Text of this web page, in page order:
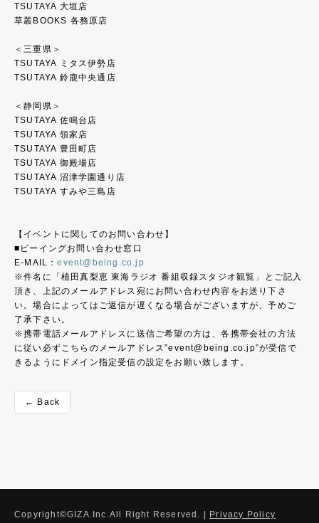
TSUTAYA 大垣店
草叢BOOKS 各務原店
＜三重県＞
TSUTAYA ミタス伊勢店
TSUTAYA 鈴鹿中央通店
＜静岡県＞
TSUTAYA 佐鳴台店
TSUTAYA 領家店
TSUTAYA 豊田町店
TSUTAYA 御殿場店
TSUTAYA 沼津学園通り店
TSUTAYA すみや三島店
【イベントに関してのお問い合わせ】
■ビーイングお問い合わせ窓口
E-MAIL：event@being.co.jp
※件名に「植田真梨恵 東海ラジオ 番組収録スタジオ観覧」とご記入
頂き、上記のメールアドレス宛にお問い合わせ内容をお送り下さ
い。場合によってはご返信が遅くなる場合がございますが、予めご
了承下さい。
※携帯電話メールアドレスに送信ご希望の方は、各携帯会社の方法
に従い必ずこちらのメールアドレス”event@being.co.jp”が受信で
きるようにドメイン指定受信の設定をお願い致します。
← Back
Copyright©GIZA.Inc.All Right Reserved. | Privacy Policy